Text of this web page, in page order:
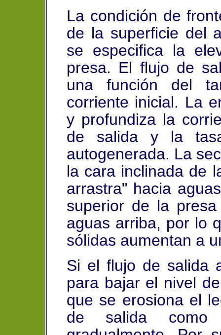
La condición de
de la superficie del
se especifica la
presa. El flujo de
una función del
corriente inicial. La
y profundiza la
de salida y la
autogenerada. La
la cara inclinada de
arrastra" hacia
superior de la
aguas arriba, por lo
sólidas aumentan a
Si el flujo de salida
para bajar el nivel
que se erosiona el
de salida como